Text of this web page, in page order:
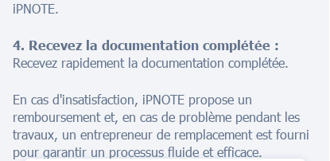
iPNOTE.
4. Recevez la documentation complétée :
Recevez rapidement la documentation complétée.
En cas d'insatisfaction, iPNOTE propose un
remboursement et, en cas de problème pendant les
travaux, un entrepreneur de remplacement est fourni
pour garantir un processus fluide et efficace.